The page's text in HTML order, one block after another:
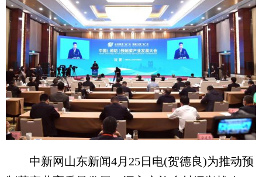
中新网山东新闻4月25日电(贺德良)为推动预